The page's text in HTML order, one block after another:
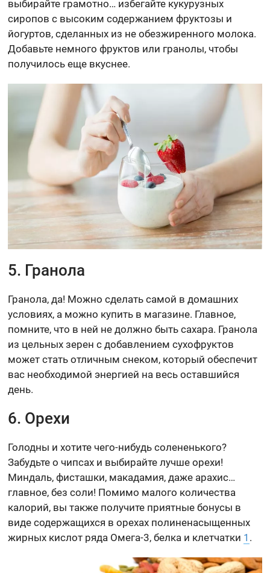
выбирайте грамотно… избегайте кукурузных
сиропов с высоким содержанием фруктозы и
йогуртов, сделанных из не обезжиренного молока.
Добавьте немного фруктов или гранолы, чтобы
получилось еще вкуснее.
5. Гранола
Гранола, да! Можно сделать самой в домашних
условиях, а можно купить в магазине. Главное,
помните, что в ней не должно быть сахара. Гранола
из цельных зерен с добавлением сухофруктов
может стать отличным снеком, который обеспечит
вас необходимой энергией на весь оставшийся
день.
6. Орехи
Голодны и хотите чего-нибудь солененького?
Забудьте о чипсах и выбирайте лучше орехи!
Миндаль, фисташки, макадамия, даже арахис…
главное, без соли! Помимо малого количества
калорий, вы также получите приятные бонусы в
виде содержащихся в орехах полиненасыщенных
жирных кислот ряда Омега-3, белка и клетчатки 1 .